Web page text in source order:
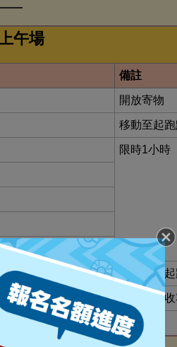
午場
備註
開放寄物
移動至起
限時1小時
禁止跑者
跑者強制